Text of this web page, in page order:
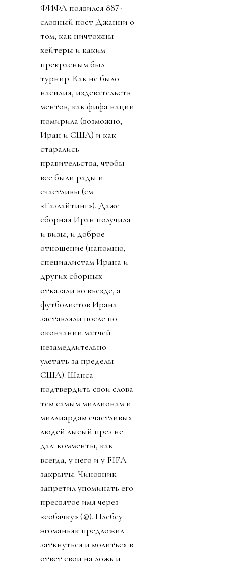
ФИФА появился 887-
словный пост Джанни о
том, как ничтожны
хейтеры и каким
прекрасным был
турнир. Как не было
насилия, издевательств
ментов, как фифа нации
помирила (возможно,
Иран и США) и как
старались
правительства, чтобы
все были рады и
счастливы (см.
«Газлайтинг»). Даже
сборная Иран получила
и визы, и доброе
отношение (напомню,
специалистам Ирана и
других сборных
отказали во въезде, а
футболистов Ирана
заставляли после по
окончании матчей
незамедлительно
улетать за пределы
США). Шанса
подтвердить свои слова
тем самым миллионам и
миллиардам счастливых
людей лысый през не
дал: комменты, как
всегда, у него и у FIFA
закрыты. Чиновник
запретил упоминать его
пресвятое имя через
«собачку» (@). Плебсу
эгоманьяк предложил
заткнуться и молиться в
ответ свои на ложь и